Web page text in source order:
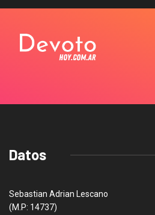
Datos
Sebastian Adrian Lescano
(M.P: 14737)